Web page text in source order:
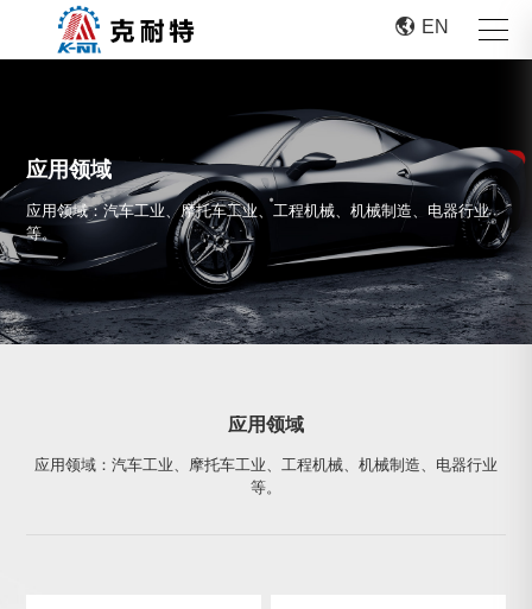
 EN
应用领域
应用领域：汽车工业、摩托车工业、工程机械、机械制造、电器行业
等。
应用领域
应用领域：汽车工业、摩托车工业、工程机械、机械制造、电器行业
等。